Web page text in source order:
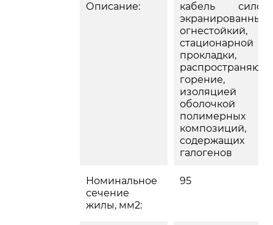
Описание:
кабель
экранированный,
огнестойкий,
стационарной
прокладки,
горение,
изоляцией
оболочкой
полимерных
композиций,
содержащих
галогенов
Номинальное
сечение
жилы, мм2:
95